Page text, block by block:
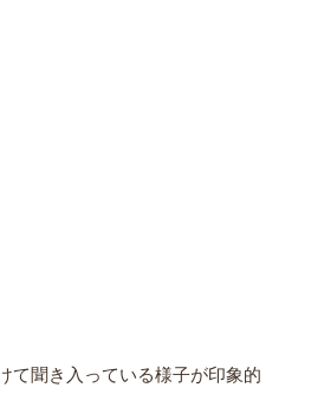
て聞き入っている様子が印象的